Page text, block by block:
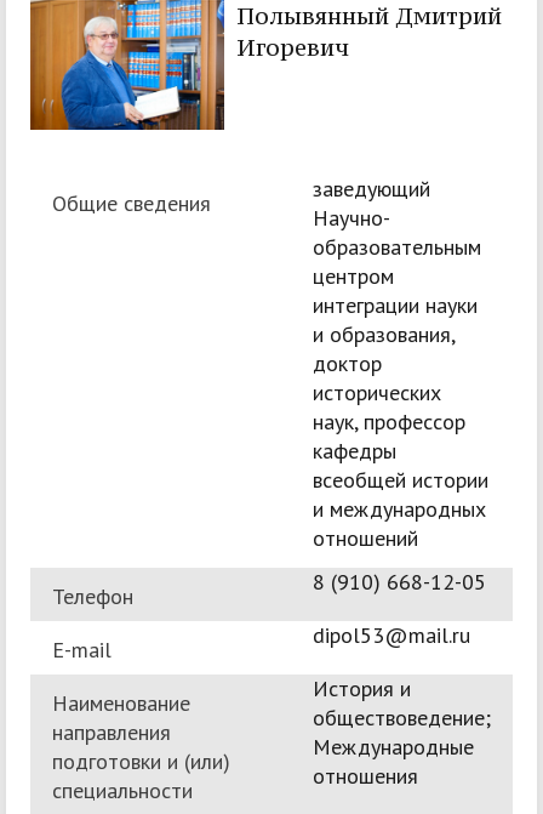
Полывянный Дмитрий
Игоревич
Общие сведения
заведующий
Научно-
образовательным
центром
интеграции науки
и образования,
доктор
исторических
наук, профессор
кафедры
всеобщей истории
и международных
отношений
Телефон
8 (910) 668-12-05
E-mail
dipol53@mail.ru
Наименование
направления
подготовки и (или)
специальности
История и
обществоведение;
Международные
отношения